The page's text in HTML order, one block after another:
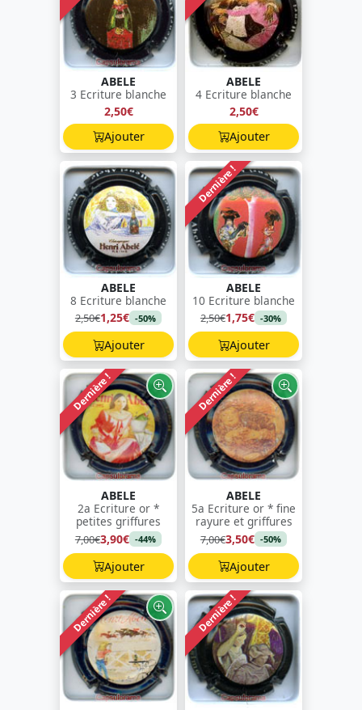
ABELE
3 Ecriture blanche
2,50€
Ajouter
ABELE
4 Ecriture blanche
2,50€
Ajouter
ABELE
8 Ecriture blanche
2,50€1,25€ -50%
Ajouter
Dernière !
ABELE
10 Ecriture blanche
2,50€1,75€ -30%
Ajouter
Dernière !
ABELE
2a Ecriture or *
petites griffures
7,00€3,90€ -44%
Ajouter
Dernière !
ABELE
5a Ecriture or * fine
rayure et griffures
7,00€3,50€ -50%
Ajouter
Dernière ! Dernière !